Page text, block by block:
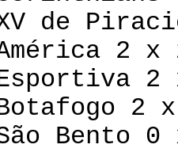
de
2 x
2
2
Bento